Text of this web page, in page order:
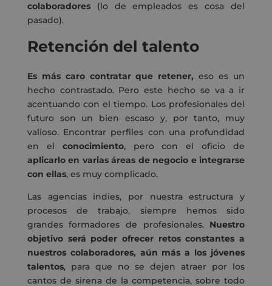
colaboradores(lo de empleados es cosa del
pasado).
Retención del talento
Es más caro contratar que retener, eso es un
hecho contrastado. Pero este hecho se va a ir
acentuando con el tiempo. Los profesionales del
futuro son un bien escaso y, por tanto, muy
valioso. Encontrar perfiles con una profundidad
en el conocimiento, pero con el oficio de
aplicarlo en varias áreas de negocio e integrarse
con ellas, es muy complicado.
Las agencias indies, por nuestra estructura y
procesos de trabajo, siempre hemos sido
grandes formadores de profesionales. Nuestro
objetivo será poder ofrecer retos constantes a
nuestros colaboradores, aún más a los jóvenes
talentos, para que no se dejen atraer por los
cantos de sirena de la competencia, sobre todo